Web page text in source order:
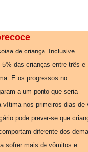
de criança. Inclusive
das crianças entre três e
E os progressos no
a um ponto que seria
vítima nos primeiros dias de
pode prever-se que
diferente dos
sofrer mais de vômitos e